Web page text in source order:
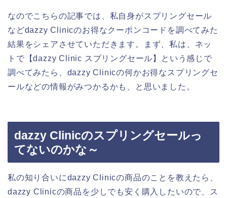
なのでこちらの記事では、私自身がスプリングセール
などdazzy Clinicのお得なクーポンコードを調べてみた
結果をシェアさせていただきます。まず、私は、ネッ
トで【dazzy Clinic スプリングセール】という感じで
調べてみたら、dazzy Clinicの何かお得なスプリングセ
ールなどの情報がみつかるかも、と思いました。
dazzy Clinicのスプリングセールっ
てないのかな～
私の知り合いにdazzy Clinicの商品のことを教えたら、
dazzy Clinicの商品を少しでも安く購入したいので、ス